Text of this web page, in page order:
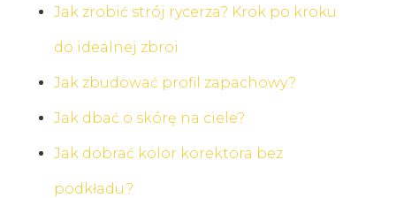
Jak zrobić strój rycerza? Krok po kroku
do idealnej zbroi
Jak zbudować profil zapachowy?
Jak dbać o skórę na ciele?
Jak dobrać kolor korektora bez
podkładu?